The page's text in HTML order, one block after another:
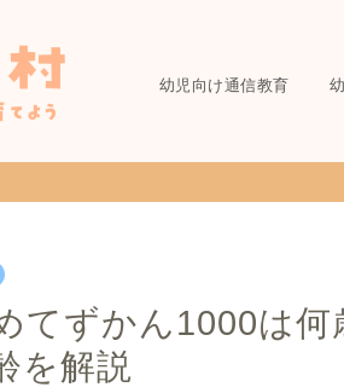
幼児向け通信教育
てずかん1000は
を解説